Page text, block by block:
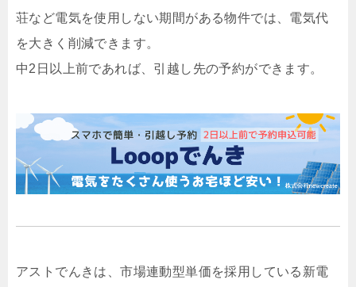
荘など電気を使用しない期間がある物件では、電気代
を大きく削減できます。
中2日以上前であれば、引越し先の予約ができます。
アストでんきは、市場連動型単価を採用している新電